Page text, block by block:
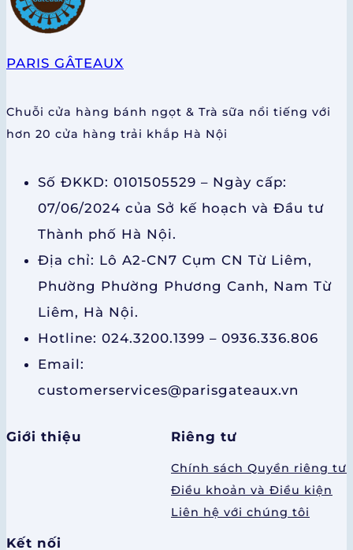
PARIS GÂTEAUX
Chuỗi cửa hàng bánh ngọt & Trà sữa nổi tiếng với
hơn 20 cửa hàng trải khắp Hà Nội
Số ĐKKD: 0101505529 – Ngày cấp:
07/06/2024 của Sở kế hoạch và Đầu tư
Thành phố Hà Nội.
Địa chỉ: Lô A2-CN7 Cụm CN Từ Liêm,
Phường Phường Phương Canh, Nam Từ
Liêm, Hà Nội.
Hotline: 024.3200.1399 – 0936.336.806
Email:
customerservices@parisgateaux.vn
Giới thiệu Riêng tư
Chính sách Quyền riêng tư
Điều khoản và Điều kiện
Liên hệ với chúng tôi
Kết nối